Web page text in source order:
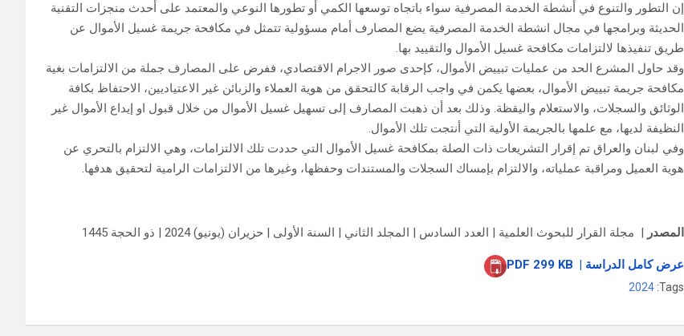
إن التطور والتنوع في أنشطة الخدمة المصرفية سواء باتجاه توسعها الكمي أو تطورها النوعي والمعتمد على أحدث منجزات التقنية
الحديثة وبرامجها في مجال انشطة الخدمة المصرفية يضع المصارف أمام مسؤولية تتمثل في مكافحة جريمة غسيل الأموال عن
طريق تنفيذها لالتزامات مكافحة غسيل الأموال والتقييد بها.
وقد حاول المشرع الحد من عمليات تبييض الأموال، كإحدى صور الاجرام الاقتصادي، ففرض على المصارف جملة من الالتزامات بغية
مكافحة جريمة تبييض الأموال، بعضها يكمن في واجب الرقابة كالتحقق من هوية العملاء والزبائن غير الاعتياديين، الاحتفاظ بكافة
الوثائق والسجلات، والاستعلام واليقظة. وذلك بعد أن ذهبت المصارف إلى تسهيل غسيل الأموال من خلال قبول او إيداع الأموال غير
النظيفة لديها، مع علمها بالجريمة الأولية التي أنتجت تلك الأموال.
وفي لبنان والعراق تم إقرار التشريعات ذات الصلة بمكافحة غسيل الأموال التي حددت تلك الالتزامات، وهي الالتزام بالتحري عن
هوية العميل ومراقبة عملياته، والالتزام بإمساك السجلات والمستندات وحفظها، وغيرها من الالتزامات الرامية لتحقيق هدفها.
المصدر | مجلة القرار للبحوث العلمية | العدد السادس | المجلد الثاني | السنة الأولى | حزيران (يونيو) 2024 | ذو الحجة 1445
عرض كامل الدراسة | PDF 299 KB
Tags:
2024